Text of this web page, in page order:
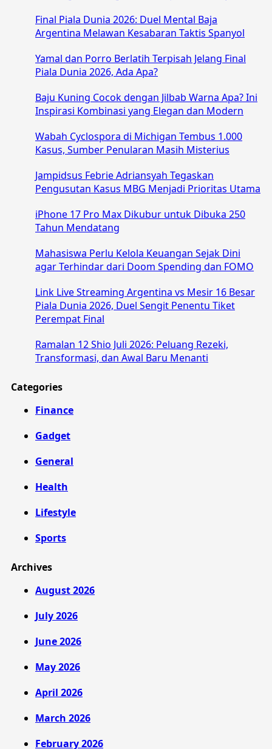
Final Piala Dunia 2026: Duel Mental Baja
Argentina Melawan Kesabaran Taktis Spanyol
Yamal dan Porro Berlatih Terpisah Jelang Final
Piala Dunia 2026, Ada Apa?
Baju Kuning Cocok dengan Jilbab Warna Apa? Ini
Inspirasi Kombinasi yang Elegan dan Modern
Wabah Cyclospora di Michigan Tembus 1.000
Kasus, Sumber Penularan Masih Misterius
Jampidsus Febrie Adriansyah Tegaskan
Pengusutan Kasus MBG Menjadi Prioritas Utama
iPhone 17 Pro Max Dikubur untuk Dibuka 250
Tahun Mendatang
Mahasiswa Perlu Kelola Keuangan Sejak Dini
agar Terhindar dari Doom Spending dan FOMO
Link Live Streaming Argentina vs Mesir 16 Besar
Piala Dunia 2026, Duel Sengit Penentu Tiket
Perempat Final
Ramalan 12 Shio Juli 2026: Peluang Rezeki,
Transformasi, dan Awal Baru Menanti
Categories
Finance
Gadget
General
Health
Lifestyle
Sports
Archives
August 2026
July 2026
June 2026
May 2026
April 2026
March 2026
February 2026